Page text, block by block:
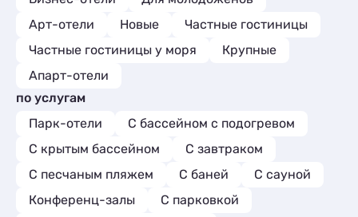
Арт-отели
Новые
Частные гостиницы
Частные гостиницы у моря
Крупные
Апарт-отели
по услугам
Парк-отели
С бассейном с подогревом
С крытым бассейном
С завтраком
С песчаным пляжем
С баней
С сауной
Конференц-залы
С парковкой